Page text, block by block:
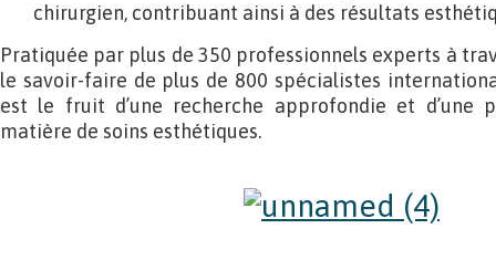
chirurgien, contribuant ainsi à des résultats
Pratiquée par plus de 350 professionnels experts à
le savoir-faire de plus de 800 spécialistes
est le fruit d’une recherche approfondie et d’une
matière de soins esthétiques.